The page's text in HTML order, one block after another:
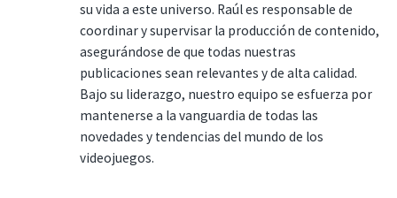
su vida a este universo. Raúl es responsable de
coordinar y supervisar la producción de contenido,
asegurándose de que todas nuestras
publicaciones sean relevantes y de alta calidad.
Bajo su liderazgo, nuestro equipo se esfuerza por
mantenerse a la vanguardia de todas las
novedades y tendencias del mundo de los
videojuegos.